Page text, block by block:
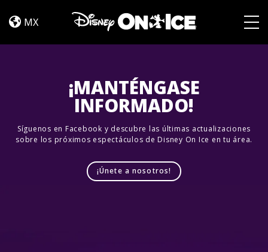
& MX
¡MANTÉNGASE
INFORMADO!
Síguenos en Facebook y descubre las últimas actualizaciones
sobre los próximos espectáculos de Disney On Ice en tu área.
¡Únete a nosotros!